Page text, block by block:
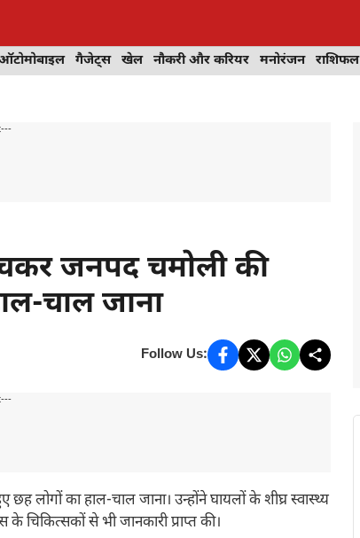
गैजेट्स खेल नौकरी और करियर मनोरंजन राशिफल
जनपद चमोली की
चाल जाना
Follow Us:
का हाल-चाल जाना। उन्होंने घायलों के शीघ्र स्वास्थ्य
चिकित्सकों से भी जानकारी प्राप्त की।